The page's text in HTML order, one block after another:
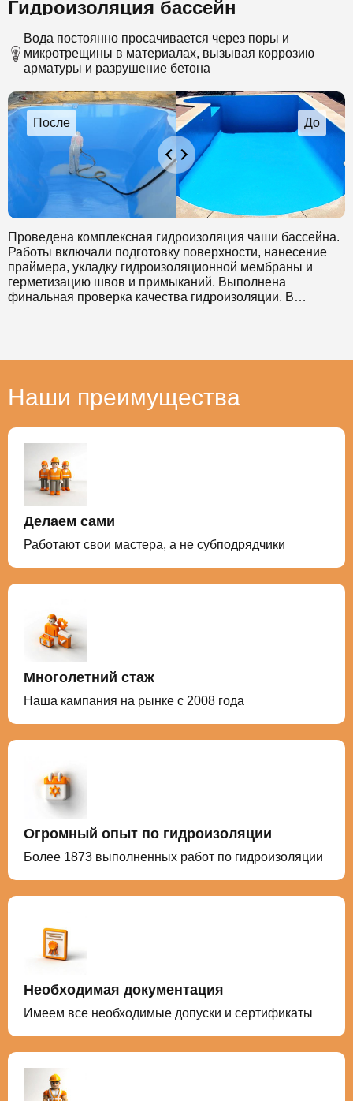
загрязнения в местах отверстий, в которые будет
нанесен состав на объект.
Гидроизоляция бассейн
Вода постоянно просачивается через поры и
микротрещины в материалах, вызывая коррозию
арматуры и разрушение бетона
Проведена комплексная гидроизоляция чаши бассейна.
Работы включали подготовку поверхности, нанесение
праймера, укладку гидроизоляционной мембраны и
герметизацию швов и примыканий. Выполнена
финальная проверка качества гидроизоляции. В
Наши преимущества
Делаем сами
Работают свои мастера, а не субподрядчики
Многолетний стаж
Наша кампания на рынке с 2008 года
Огромный опыт по гидроизоляции
Более 1873 выполненных работ по гидроизоляции
Необходимая документация
Имеем все необходимые допуски и сертификаты